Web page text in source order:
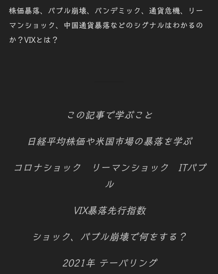
株価暴落、 バブル崩壊、 パンデミック 、 通貨危機、
リー
マンショック 、 中国通貨暴落などのシグナルはわかるの
か？VIXとは？
この記事で学ぶこと
日経平均株価や米国市場の暴落を学ぶ
コロナショック リーマンショック ITバブ
ル
VIX暴落先行指数
ショック、バブル崩壊で何をする？
2021年 テーパリング